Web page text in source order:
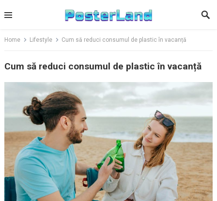
to
Home Lifestyle Cum să reduci consumul de plastic în vacanță
Cum să reduci consumul de plastic în vacanță